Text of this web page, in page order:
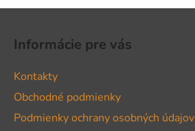
Informácie pre vás
Kontakty
Obchodné podmienky
Podmienky ochrany osobných údajov